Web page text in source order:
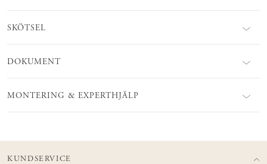
SKÖTSEL
DOKUMENT
MONTERING & EXPERTHJÄLP
KUNDSERVICE